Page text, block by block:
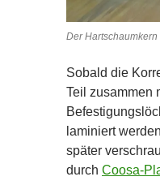
Der Hartschaumkern
Sobald die
Teil zusammen
laminiert
später
durch Coosa-